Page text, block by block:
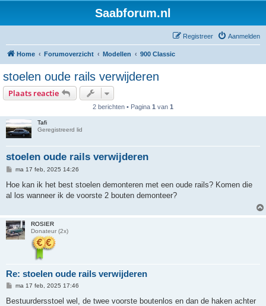
Saabforum.nl
Aanmelden
Registreer
Home Forumoverzicht Modellen 900 Classic
stoelen oude rails verwijderen
Plaats reactie
2 berichten • Pagina 1 van 1
Tafi
Geregistreerd lid
stoelen oude rails verwijderen
B
r
c
ma 17 feb, 2025 14:26
Hoe kan ik het best stoelen demonteren met een oude rails? Komen die
al los wanneer ik de voorste 2 bouten demonteer?
ROSIER
Donateur (2x)
Re: stoelen oude rails verwijderen
B
r
ma 17 feb, 2025 17:46
Bestuurdersstoel wel, de twee voorste boutenlos en dan de haken achter